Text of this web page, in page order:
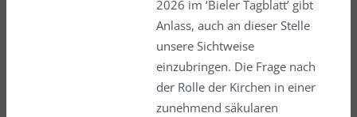
2026 im ‘Bieler Tagblatt’ gibt
Anlass, auch an dieser Stelle
unsere Sichtweise
einzubringen. Die Frage nach
der Rolle der Kirchen in einer
zunehmend säkularen